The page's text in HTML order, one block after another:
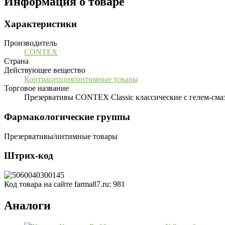
Характеристики
Производитель
CONTEX
Страна
Действующее вещество
Контрацепция/интимные товары
Торговое название
Презервативы CONTEX Classic классические с гелем-
Фармакологические группы
Презервативы/интимные товары
Штрих-код
Код товара на сайте farma87.ru: 981
Аналоги